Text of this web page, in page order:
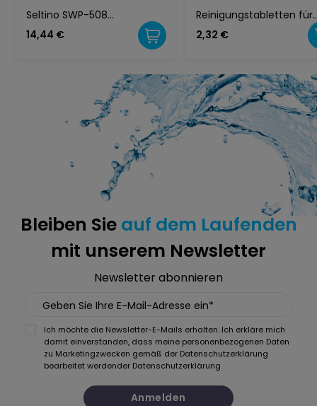
Seltino SWP-508
Wasserfilter (Ersatzfilter) –
kompatibel mit Whirlpool
14,44 €
Reinigungstabletten für
Kaffeevollautomaten,
Seltino Clean
2,32 €
Bleiben Sie auf dem Laufenden
mit unserem Newsletter
Newsletter abonnieren
Geben Sie Ihre E-Mail-Adresse ein*
Ich möchte die Newsletter-E-Mails erhalten. Ich erkläre mich
damit einverstanden, dass meine personenbezogenen Daten
zu Marketingzwecken gemäß der Datenschutzerklärung
bearbeitet werdender Datenschutzerklärung
Anmelden